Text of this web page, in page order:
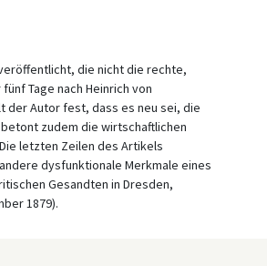
die nicht die rechte,
Tage nach Heinrich von
der Autor fest, dass es neu sei, die
zudem die wirtschaftlichen
letzten Zeilen des Artikels
dysfunktionale Merkmale eines
Gesandten in Dresden,
1879).